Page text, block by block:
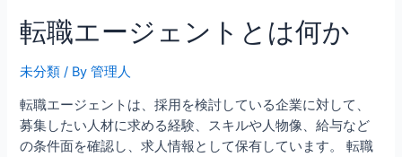
転職エージェントとは何か
未分類 / By管理人
転職エージェントは、採用を検討している企業に対して、
募集したい人材に求める経験、スキルや人物像、給与など
の条件面を確認し、求人情報として保有しています。 転職